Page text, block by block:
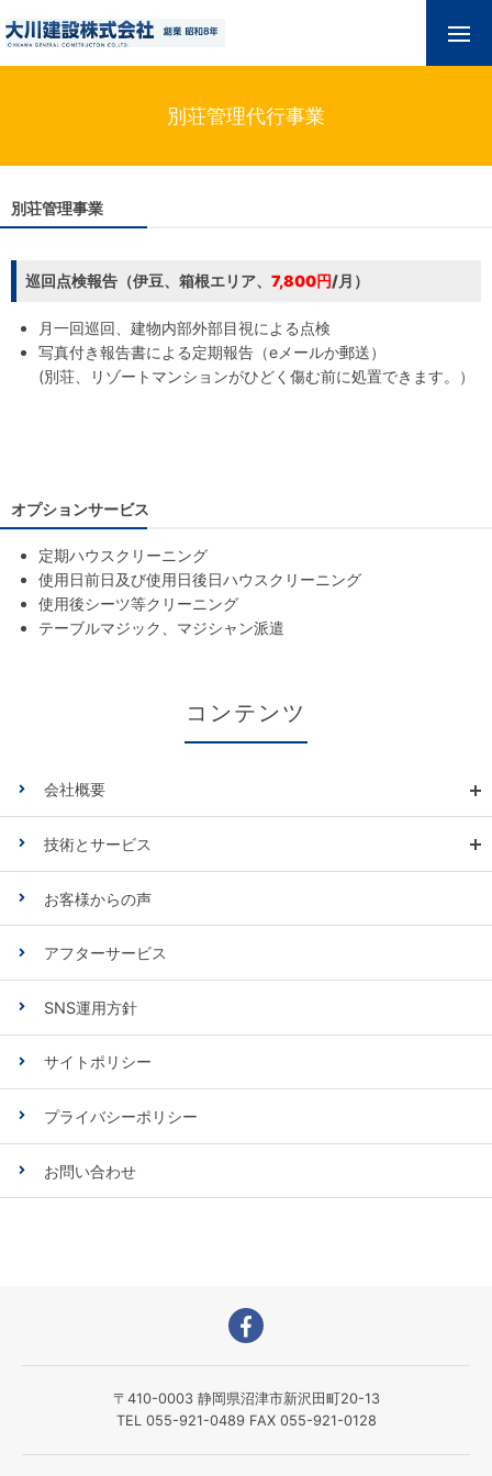
別荘管理代行事業
別荘管理事業
巡回点検報告（伊豆、箱根エリア、 7,800円/月）
月一回巡回、建物内部外部目視による点検
写真付き報告書による定期報告（eメールか郵送）
(別荘、リゾートマンションがひどく傷む前に処置できます。）
オプションサービス
定期ハウスクリーニング
使用日前日及び使用日後日ハウスクリーニング
使用後シーツ等クリーニング
テーブルマジック、マジシャン派遣
コンテンツ
会社概要
技術とサービス
お客様からの声
アフターサービス
SNS運用方針
サイトポリシー
プライバシーポリシー
お問い合わせ
〒410-0003 静岡県沼津市新沢田町20-13
TEL 055-921-0489 FAX 055-921-0128